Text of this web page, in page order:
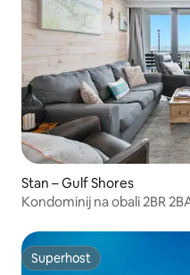
Stan – Gulf Shores
Kondominij na obali 2BR
Superhost
Superhost